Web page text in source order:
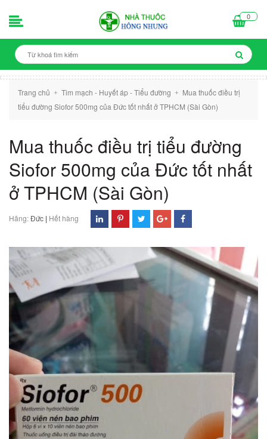
0
Trang chủ + Tim mạch - Huyết áp - Tiểu đường +
Mua thuốc điều trị
tiểu đường Siofor 500mg của Đức tốt nhất ở TPHCM (Sài Gòn)
Mua thuốc điều trị tiểu đường
Siofor 500mg của Đức tốt nhất
ở TPHCM (Sài Gòn)
Hãng:Đức | Hết hàng